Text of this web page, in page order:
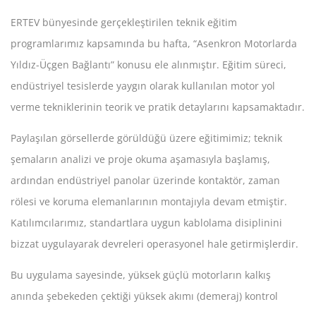
ERTEV bünyesinde gerçekleştirilen teknik eğitim
programlarımız kapsamında bu hafta, “Asenkron Motorlarda
Yıldız-Üçgen Bağlantı” konusu ele alınmıştır. Eğitim süreci,
endüstriyel tesislerde yaygın olarak kullanılan motor yol
verme tekniklerinin teorik ve pratik detaylarını kapsamaktadır.
Paylaşılan görsellerde görüldüğü üzere eğitimimiz; teknik
şemaların analizi ve proje okuma aşamasıyla başlamış,
ardından endüstriyel panolar üzerinde kontaktör, zaman
rölesi ve koruma elemanlarının montajıyla devam etmiştir.
Katılımcılarımız, standartlara uygun kablolama disiplinini
bizzat uygulayarak devreleri operasyonel hale getirmişlerdir.
Bu uygulama sayesinde, yüksek güçlü motorların kalkış
anında şebekeden çektiği yüksek akımı (demeraj) kontrol